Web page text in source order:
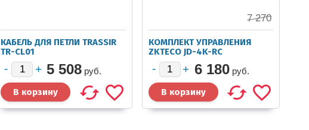
КАБЕЛЬ ДЛЯ ПЕТЛИ TRASSIR
TR-CL01
5 508 руб.
КОМПЛЕКТ УПРАВЛЕНИЯ
ZKTECO JD-4K-RC
7 270
6 180 руб.